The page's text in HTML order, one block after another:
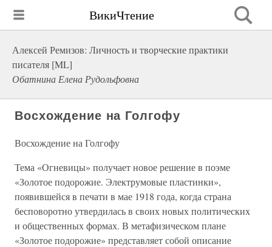
ВикиЧтение
Алексей Ремизов: Личность и творческие практики
писателя [ML]
Обатнина Елена Рудольфовна
Восхождение на Голгофу
Восхождение на Голгофу
Тема «Огневицы» получает новое решение в поэме
«Золотое подорожие. Электрумовые пластинки»,
появившейся в печати в мае 1918 года, когда страна
бесповоротно утвердилась в своих новых политических
и общественных формах. В метафизическом плане
«Золотое подорожие» представляет собой описание